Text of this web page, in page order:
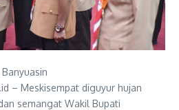
– Meskisempat diguyur hujan
semangat Wakil Bupati